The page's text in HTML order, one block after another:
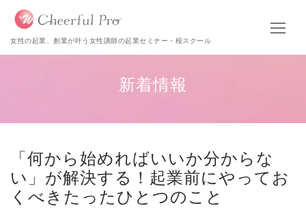
女性の起業、創業が叶う女性講師の起業セミナー・桜スクール
新着情報
「何から始めればいいか分からな
い」が解決する！起業前にやってお
くべきたったひとつのこと